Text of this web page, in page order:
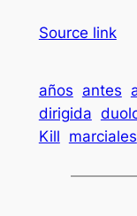
Source link
años antes
dirigida
Kill marciales